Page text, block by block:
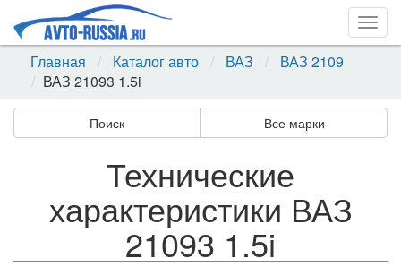
Главная
Каталог авто ВАЗ
ВАЗ 2109
ВАЗ 21093 1.5i
Поиск Все марки
Технические
характеристики ВАЗ
21093 1.5i